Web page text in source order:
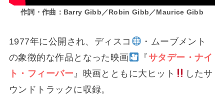
作詞・作曲：Barry Gibb／Robin Gibb／Maurice Gibb
1977年に公開され、ディスコ
・ムーブメント
の象徴的な作品となった映画
『サタデー・ナイ
ト・フィーバー』映画とともに大ヒット
したサ
ウンドトラックに収録。